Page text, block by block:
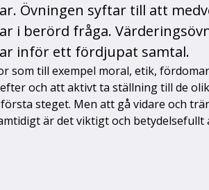
Övningen syftar till att
i berörd fråga.
inför ett fördjupat samtal.
som till exempel moral, etik,
och att aktivt ta ställning till de
steget. Men att gå vidare och
är det viktigt och